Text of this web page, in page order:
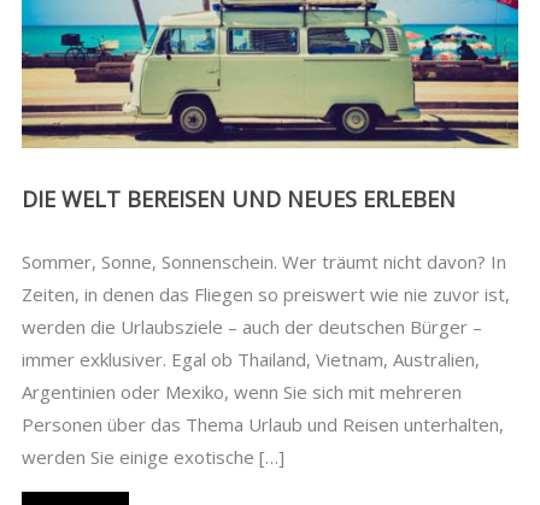
DIE WELT BEREISEN UND NEUES ERLEBEN
Sommer, Sonne, Sonnenschein. Wer träumt nicht davon? In
Zeiten, in denen das Fliegen so preiswert wie nie zuvor ist,
werden die Urlaubsziele – auch der deutschen Bürger –
immer exklusiver. Egal ob Thailand, Vietnam, Australien,
Argentinien oder Mexiko, wenn Sie sich mit mehreren
Personen über das Thema Urlaub und Reisen unterhalten,
werden Sie einige exotische […]